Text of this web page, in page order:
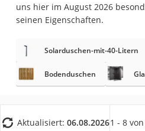
uns hier im August 2026
seinen Eigenschaften.
Solarduschen-mit-40-Litern
Bodenduschen
Aktualisiert: 06.08.20261 - 8